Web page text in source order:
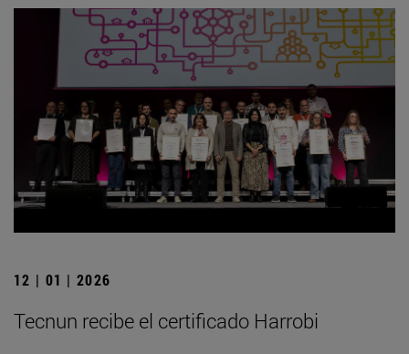
12 | 01 | 2026
Tecnun recibe el certificado Harrobi